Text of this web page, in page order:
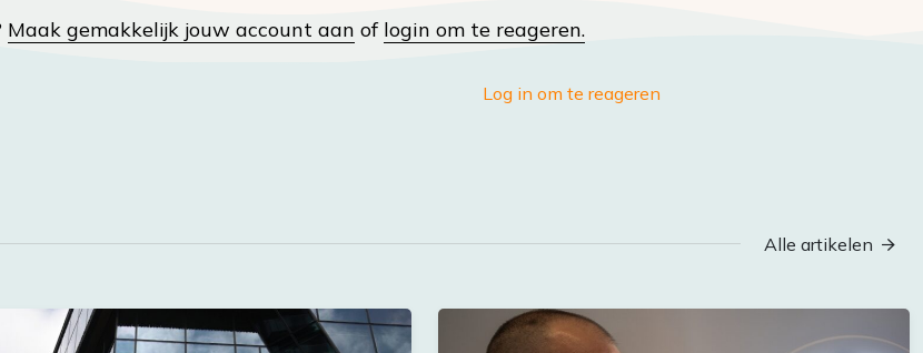
Maak gemakkelijk jouw account aan of login om te reageren.
Log in om te reageren
Alle artikelen